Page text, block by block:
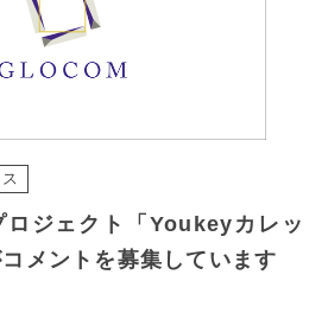
ロジェクト「Youkeyカレッ
メントを募集しています